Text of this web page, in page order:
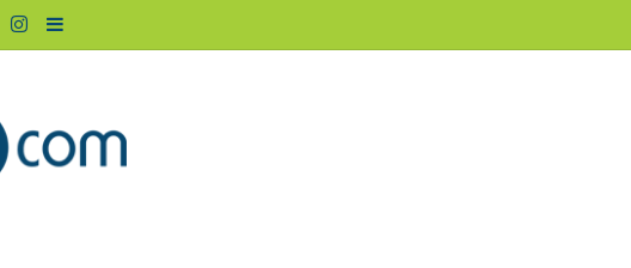
Instagram
Barra lateral